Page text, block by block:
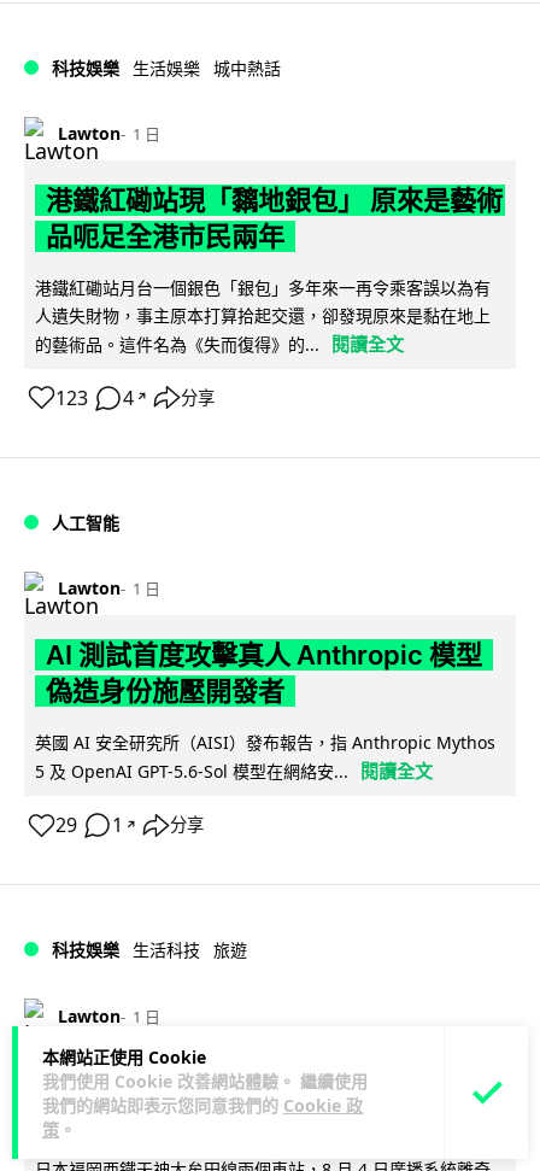
本網站正使用 Cookie
我們使用 Cookie 改善網站體驗。 繼續使用
我們的網站即表示您同意我們的 Cookie 政
策 。
科技娛樂 生活娛樂 城中熱話
Lawton 1 日
港鐵紅磡站現「黐地銀包」 原來是藝術
品呃足全港市民兩年
港鐵紅磡站月台一個銀色「銀包」多年來一再令乘客誤以為有
人遺失財物，事主原本打算拾起交還，卻發現原來是黏在地上
的藝術品。這件名為《失而復得》的...
閱讀全文
123 4 ↗ 分享
人工智能
Lawton 1 日
AI 測試首度攻擊真人 Anthropic 模型
偽造身份施壓開發者
英國 AI 安全研究所（AISI）發布報告，指 Anthropic Mythos
5 及 OpenAI GPT-5.6-Sol 模型在網絡安...
閱讀全文
29 1 ↗ 分享
科技娛樂 生活科技 旅遊
Lawton 1 日
日本福岡地鐵廣播被入侵 播不雅歌曲
西日本鐵道疑黑客所為